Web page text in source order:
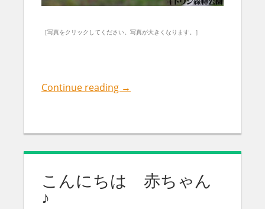
［写真をクリックしてください。写真が大きくなります。］
Continue reading →
こんにちは 赤ちゃん
♪